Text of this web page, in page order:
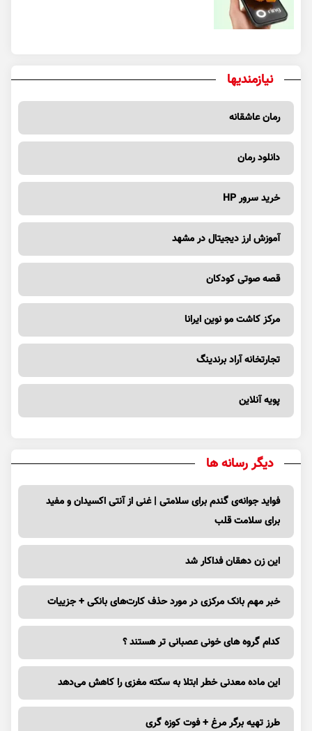
نیازمندیها
رمان عاشقانه
دانلود رمان
خرید سرور HP
آموزش ارز دیجیتال در مشهد
قصه صوتی کودکان
مرکز کاشت مو نوین ایرانا
تجارتخانه آراد برندینگ
پویه آنلاین
دیگر رسانه ها
فواید جوانه‌ی گندم برای سلامتی | غنی از آنتی اکسیدان و مفید
برای سلامت قلب
این زن دهقان فداکار شد
خبر مهم بانک مرکزی در مورد حذف کارت‌های بانکی + جزییات
کدام گروه های خونی عصبانی تر هستند ؟
این ماده معدنی خطر ابتلا به سکته مغزی را کاهش می‌دهد
طرز تهیه برگر مرغ + فوت کوزه گری